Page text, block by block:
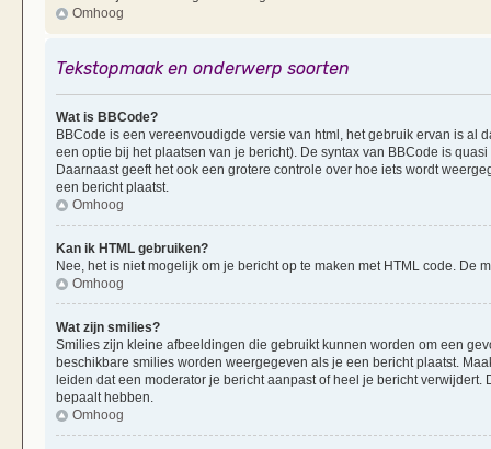
Omhoog
Tekstopmaak en onderwerp soorten
Wat is BBCode?
BBCode is een vereenvoudigde versie van html, het gebruik ervan is al
een optie bij het plaatsen van je bericht). De syntax van BBCode is
Daarnaast geeft het ook een grotere controle over hoe iets wordt
een bericht plaatst.
Omhoog
Kan ik HTML gebruiken?
Nee, het is niet mogelijk om je bericht op te maken met HTML code.
Omhoog
Wat zijn smilies?
Smilies zijn kleine afbeeldingen die gebruikt kunnen worden om een
beschikbare smilies worden weergegeven als je een bericht plaatst.
leiden dat een moderator je bericht aanpast of heel je bericht
bepaalt hebben.
Omhoog